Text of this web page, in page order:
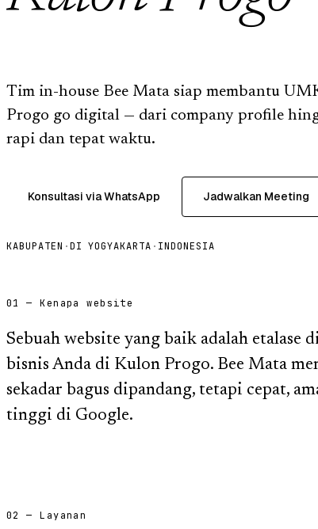
Tim in-house Bee Mata siap membantu
Progo go digital — dari company profile
rapi dan tepat waktu.
Konsultasi via WhatsApp Jadwalkan Meeting
KABUPATEN ·DI YOGYAKARTA · INDONESIA
01 — Kenapa website
Sebuah website yang baik adalah etalase
bisnis Anda di Kulon Progo. Bee Mata
sekadar bagus dipandang, tetapi cepat,
tinggi di Google.
02 — Layanan